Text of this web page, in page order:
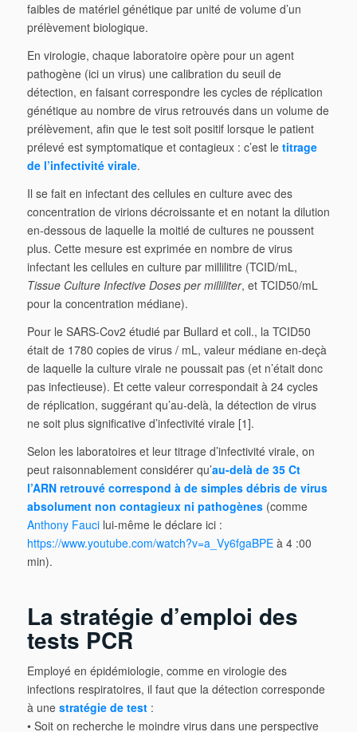
faibles de matériel génétique par unité de volume d’un
prélèvement biologique.
En virologie, chaque laboratoire opère pour un agent
pathogène (ici un virus) une calibration du seuil de
détection, en faisant correspondre les cycles de réplication
génétique au nombre de virus retrouvés dans un volume de
prélèvement, afin que le test soit positif lorsque le patient
prélevé est symptomatique et contagieux : c’est le titrage
de l’infectivité virale.
Il se fait en infectant des cellules en culture avec des
concentration de virions décroissante et en notant la dilution
en-dessous de laquelle la moitié de cultures ne poussent
plus. Cette mesure est exprimée en nombre de virus
infectant les cellules en culture par millilitre (TCID/mL,
Tissue Culture Infective Doses per milliliter, et TCID50/mL
pour la concentration médiane).
Pour le SARS-Cov2 étudié par Bullard et coll., la TCID50
était de 1780 copies de virus / mL, valeur médiane en-deçà
de laquelle la culture virale ne poussait pas (et n’était donc
pas infectieuse). Et cette valeur correspondait à 24 cycles
de réplication, suggérant qu’au-delà, la détection de virus
ne soit plus significative d’infectivité virale [1].
Selon les laboratoires et leur titrage d’infectivité virale, on
peut raisonnablement considérer qu’au-delà de 35 Ct
l’ARN retrouvé correspond à de simples débris de virus
absolument non contagieux ni pathogènes(comme
Anthony Faucilui-même le déclare ici :
https://www.youtube.com/watch?v=a_Vy6fgaBPEà 4 :00
min).
La stratégie d’emploi des
tests PCR
Employé en épidémiologie, comme en virologie des
infections respiratoires, il faut que la détection corresponde
à une stratégie de test:
• Soit on recherche le moindre virus dans une perspective